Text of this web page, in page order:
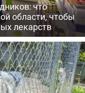
что
области, чтобы
лекарств